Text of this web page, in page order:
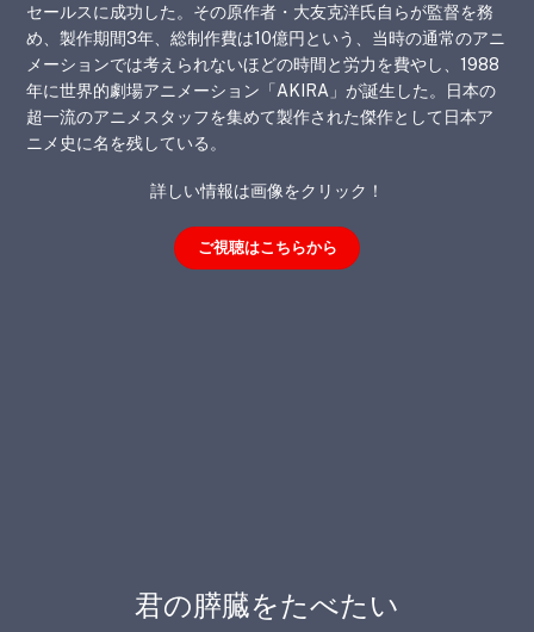
セールスに成功した。その原作者・大友克洋氏自らが監督を務
め、製作期間3年、総制作費は10億円という、当時の通常のアニ
メーションでは考えられないほどの時間と労力を費やし、1988
年に世界的劇場アニメーション「AKIRA」が誕生した。日本の
超一流のアニメスタッフを集めて製作された傑作として日本ア
ニメ史に名を残している。
詳しい情報は画像をクリック！
ご視聴はこちらから
君の膵臓をたべたい